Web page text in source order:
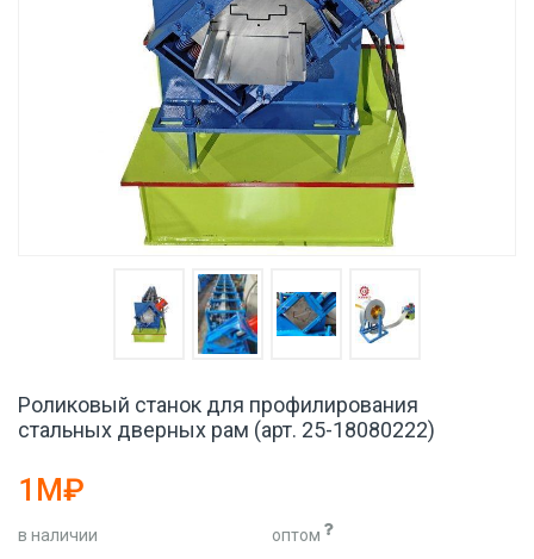
Роликовый станок для профилирования
стальных дверных рам (арт. 25-18080222)
1M₽
в наличии
оптом